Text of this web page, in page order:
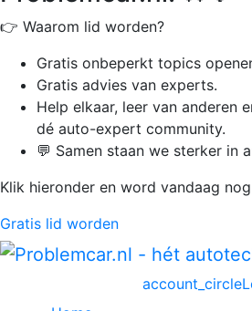
👉 Waarom lid worden?
Gratis onbeperkt topics
Gratis advies van experts.
Help elkaar, leer van anderen
dé auto-expert community.
💬 Samen staan we sterker in
Klik hieronder en word vandaag nog
Gratis lid worden
account_circle